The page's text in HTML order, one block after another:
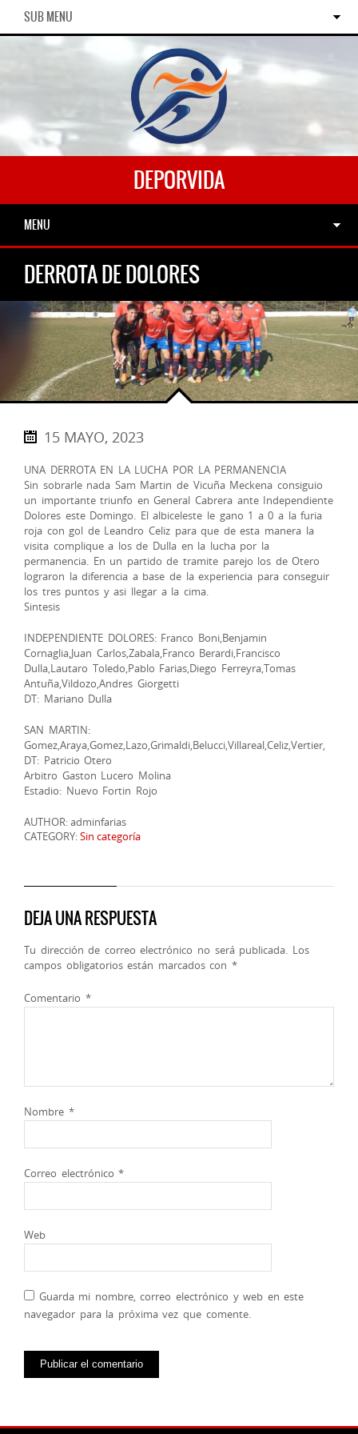
SUB MENU
DEPORVIDA
MENU
DERROTA DE DOLORES
15 MAYO, 2023
UNA DERROTA EN LA LUCHA POR LA PERMANENCIA
Sin sobrarle nada Sam Martin de Vicuña Meckena consiguio
un importante triunfo en General Cabrera ante Independiente
Dolores este Domingo. El albiceleste le gano 1 a 0 a la furia
roja con gol de Leandro Celiz para que de esta manera la
visita complique a los de Dulla en la lucha por la
permanencia. En un partido de tramite parejo los de Otero
lograron la diferencia a base de la experiencia para conseguir
los tres puntos y asi llegar a la cima.
Sintesis
INDEPENDIENTE DOLORES: Franco Boni,Benjamin
Cornaglia,Juan Carlos,Zabala,Franco Berardi,Francisco
Dulla,Lautaro Toledo,Pablo Farias,Diego Ferreyra,Tomas
Antuña,Vildozo,Andres Giorgetti
DT: Mariano Dulla
SAN MARTIN:
Gomez,Araya,Gomez,Lazo,Grimaldi,Belucci,Villareal,Celiz,Vertier,
DT: Patricio Otero
Arbitro Gaston Lucero Molina
Estadio: Nuevo Fortin Rojo
AUTHOR: adminfarias
CATEGORY:Sin categoría
DEJA UNA RESPUESTA
Tu dirección de correo electrónico no será publicada. Los
campos obligatorios están marcados con *
Comentario *
Nombre *
Correo electrónico*
Web
Guarda mi nombre, correo electrónico y web en este
navegador para la próxima vez que comente.